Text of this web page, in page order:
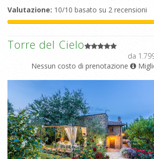
Valutazione: 10/10 basato su 2 recensioni
Torre del Cielo
da
Nessun costo di prenotazione